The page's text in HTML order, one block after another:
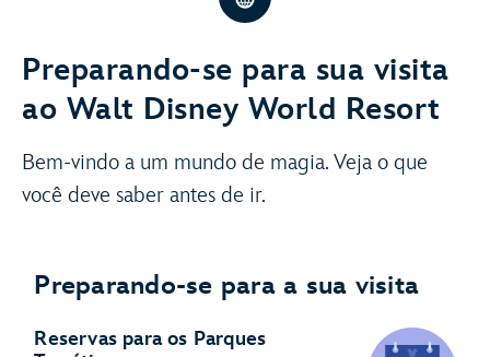
Preparando-se para sua visita
ao Walt Disney World Resort
Bem-vindo a um mundo de magia. Veja o que
você deve saber antes de ir.
Preparando-se para a sua visita
Reservas para os Parques